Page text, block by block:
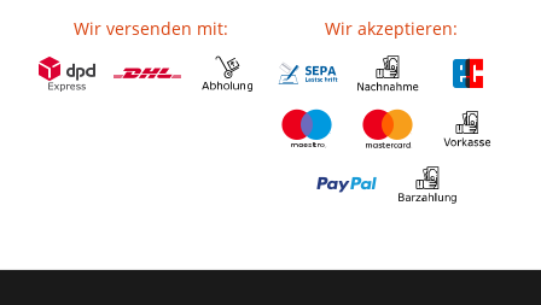
Wir versenden mit: Wir akzeptieren: